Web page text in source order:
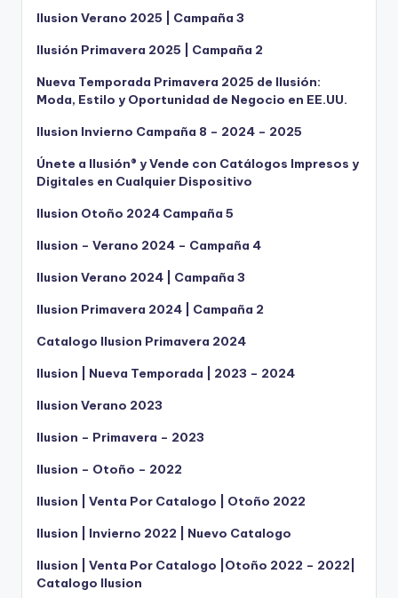
Ilusion Verano 2025 | Campaña 3
Ilusión Primavera 2025 | Campaña 2
Nueva Temporada Primavera 2025 de Ilusión:
Moda, Estilo y Oportunidad de Negocio en EE.UU.
Ilusion Invierno Campaña 8 – 2024 – 2025
Únete a Ilusión® y Vende con Catálogos Impresos y
Digitales en Cualquier Dispositivo
Ilusion Otoño 2024 Campaña 5
Ilusion – Verano 2024 – Campaña 4
Ilusion Verano 2024 | Campaña 3
Ilusion Primavera 2024 | Campaña 2
Catalogo Ilusion Primavera 2024
Ilusion | Nueva Temporada | 2023 – 2024
Ilusion Verano 2023
Ilusion – Primavera – 2023
Ilusion – Otoño – 2022
Ilusion | Venta Por Catalogo | Otoño 2022
Ilusion | Invierno 2022 | Nuevo Catalogo
Ilusion | Venta Por Catalogo |Otoño 2022 – 2022|
Catalogo Ilusion